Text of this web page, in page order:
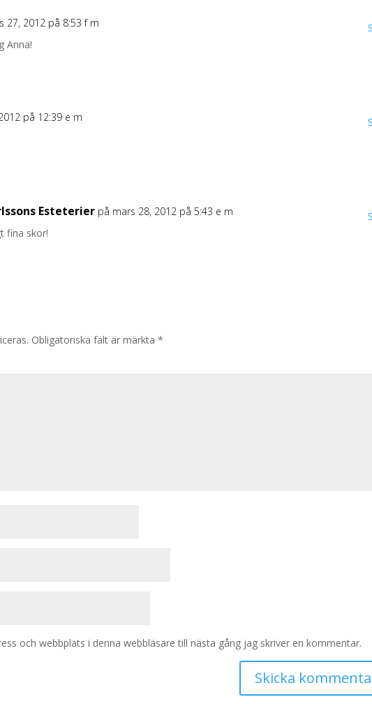
27, 2012 på 8:53 f m
Anna!
på 12:39 e m
Esteterier på mars 28, 2012 på 5:43 e m
fina skor!
Obligatoriska fält är märkta*
och webbplats i denna webbläsare till nästa gång jag skriver en kommentar.